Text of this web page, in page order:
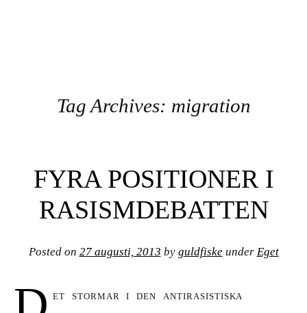
Tag Archives: migration
FYRA POSITIONER I
RASISMDEBATTEN
Posted on 27 augusti, 2013 by guldfiskeunder Eget
et stormar i den antirasistiska